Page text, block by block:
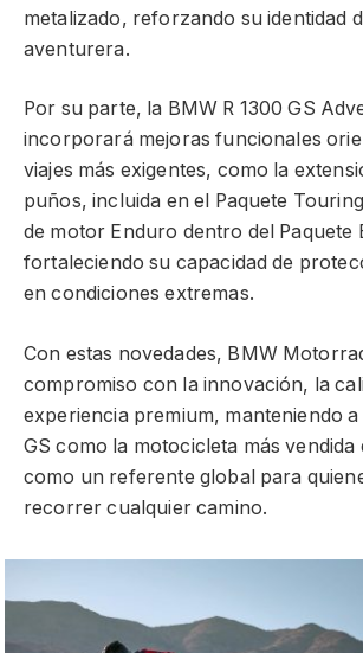
metalizado, reforzando su identidad
aventurera.
Por su parte, la BMW R 1300 GS
incorporará mejoras funcionales
viajes más exigentes, como la
puños, incluida en el Paquete
de motor Enduro dentro del Paquete
fortaleciendo su capacidad de
en condiciones extremas.
Con estas novedades, BMW
compromiso con la innovación, la
experiencia premium, manteniendo a
GS como la motocicleta más vendida
como un referente global para
recorrer cualquier camino.